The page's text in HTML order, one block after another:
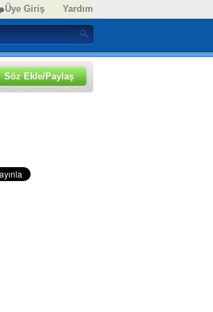
Üye Giriş Yardım
Söz Ekle/Paylaş